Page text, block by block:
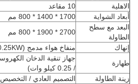
الاهلية
10 مقاعد
أبعاد الشواية
1700 * 1400 * 800 مم
البعد مع سطح
الطاولة
2700 * 1900 * 800 مم
إنهاك
منفاخ هواء مدمج (380V / 0.25KW)
طهارة
/ 0.25 كيلو وات)
زينة الطاولة
التصميم العادي / التخصيص